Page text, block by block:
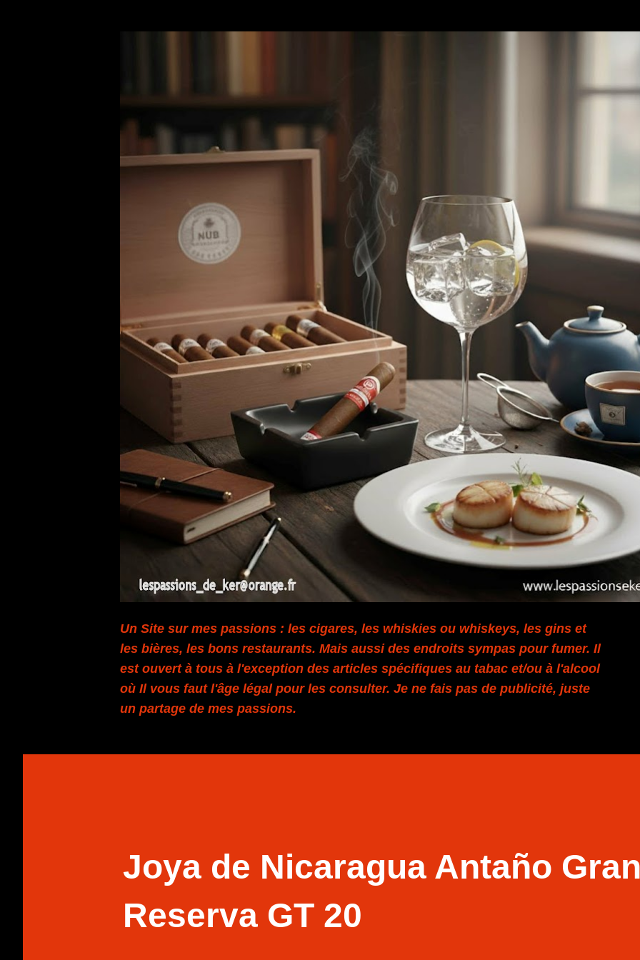
Un Site sur mes passions : les cigares, les whiskies ou whiskeys, les gins et
les bières, les bons restaurants. Mais aussi des endroits sympas pour fumer. Il
est ouvert à tous à l'exception des articles spécifiques au tabac et/ou à l'alcool
où Il vous faut l'âge légal pour les consulter. Je ne fais pas de publicité, juste
un partage de mes passions.
Joya de Nicaragua Antaño
Reserva GT 20